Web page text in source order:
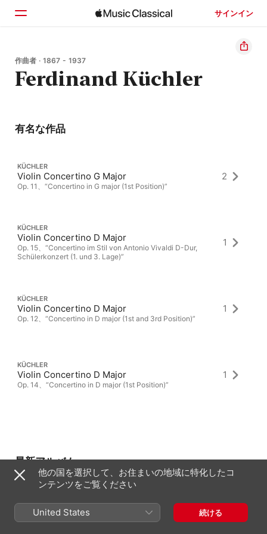
サインイン
ホーム
見つける
作曲者 · 1867 - 1937
Ferdinand Küchler
有名な作品
KÜCHLER
Violin Concertino G Major
Op. 11、“Concertino in G major (1st Position)”
2
KÜCHLER
Violin Concertino D Major
Op. 15、“Concertino im Stil von Antonio Vivaldi D-Dur,
Schülerkonzert (1. und 3. Lage)”
1
KÜCHLER
Violin Concertino D Major
Op. 12、“Concertino in D major (1st and 3rd Position)”
1
KÜCHLER
Violin Concertino D Major
Op. 14、“Concertino in D major (1st Position)”
1
最新アルバム
他の国を選択して、お住まいの地域に特化したコ
ンテンツをご覧ください
United States 続ける